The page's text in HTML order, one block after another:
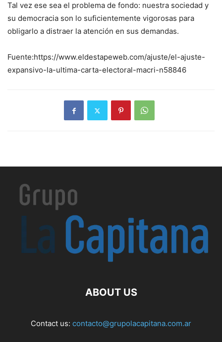
Tal vez ese sea el problema de fondo: nuestra sociedad y
su democracia son lo suficientemente vigorosas para
obligarlo a distraer la atención en sus demandas.
Fuente:https://www.eldestapeweb.com/ajuste/el-ajuste-
expansivo-la-ultima-carta-electoral-macri-n58846
ABOUT US
Contact us: contacto@grupolacapitana.com.ar